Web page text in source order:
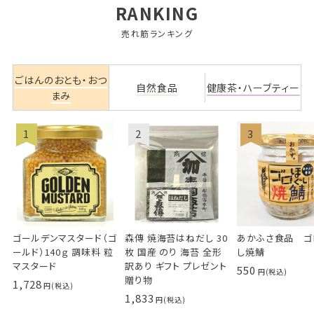
RANKING
売れ筋ランキング
ごはんのおとも・おつ
まみ
自然食品 健康茶・ハーブティー
ゴールデンマスタード（ゴ
ールド）140ｇ 調味料 粒
マスタード
1,728
森傳 焼海苔はねだし 30
枚 国産 のり 海苔 全形
訳あり ギフト プレゼント
贈り物
1,833
あかふさ食品 ゴ
し焼鯖
550